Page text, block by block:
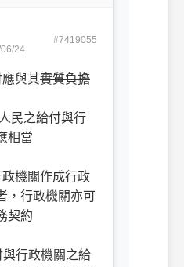
06/24
#7419055
與其實質負擔
民之給付與行
相當
機關作成行政
，行政機關亦可
契約
行政機關之給